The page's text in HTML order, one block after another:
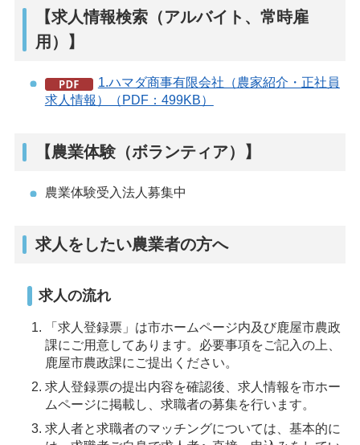
【求人情報検索（アルバイト、常時雇
用）】
1.ハマダ商事有限会社（農家紹介・正社員
求人情報）（PDF：499KB）
【農業体験（ボランティア）】
農業体験受入法人募集中
求人をしたい農業者の方へ
求人の流れ
「求人登録票」は市ホームページ内及び鹿屋市農政
課にご用意してあります。必要事項をご記入の上、
鹿屋市農政課にご提出ください。
求人登録票の提出内容を確認後、求人情報を市ホー
ムページに掲載し、求職者の募集を行います。
求人者と求職者のマッチングについては、基本的に